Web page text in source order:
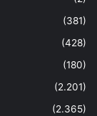
(381)
(428)
(180)
(2.201)
(2.365)